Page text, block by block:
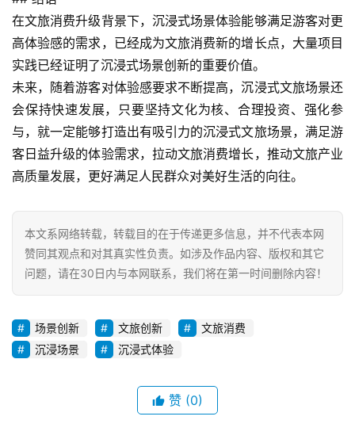
社
区
在文旅消费升级背景下，沉浸式场景体验能够满足游客对更
高体验感的需求，已经成为文旅消费新的增长点，大量项目
实践已经证明了沉浸式场景创新的重要价值。
未来，随着游客对体验感要求不断提高，沉浸式文旅场景还
会保持快速发展，只要坚持文化为核、合理投资、强化参
与，就一定能够打造出有吸引力的沉浸式文旅场景，满足游
客日益升级的体验需求，拉动文旅消费增长，推动文旅产业
高质量发展，更好满足人民群众对美好生活的向往。
本文系网络转载，转载目的在于传递更多信息，并不代表本网
赞同其观点和对其真实性负责。如涉及作品内容、版权和其它
问题，请在30日内与本网联系，我们将在第一时间删除内容！
场景创新 文旅创新
文旅消费
沉浸场景
沉浸式体验
赞 (0)